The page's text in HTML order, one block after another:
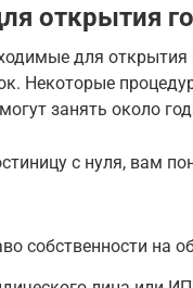
открытия
для открытия
Некоторые
занять около
с нуля, вам
собственности на